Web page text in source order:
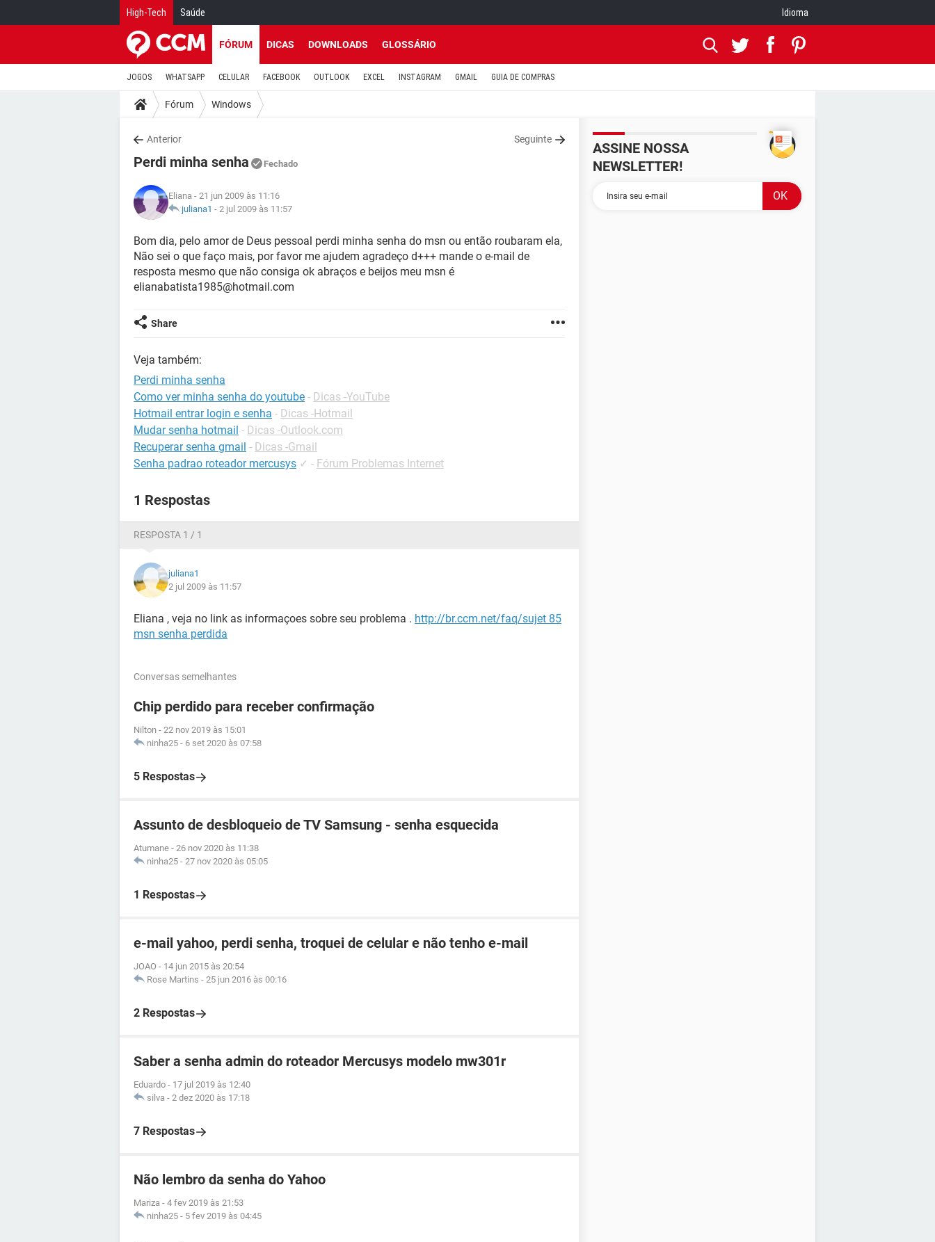
High-Tech Saúde Idioma
FÓRUM DICAS DOWNLOADS GLOSSÁRIO
JOGOS WHATSAPP CELULAR FACEBOOK OUTLOOK EXCEL INSTAGRAM GMAIL GUIA DE COMPRAS
Fórum Windows
Anterior Seguinte
Perdi minha senha Fechado
Eliana - 21 jun 2009 às 11:16
juliana1 - 2 jul 2009 às 11:57
Bom dia, pelo amor de Deus pessoal perdi minha senha do msn ou então roubaram ela,
Não sei o que faço mais, por favor me ajudem agradeço d+++ mande o e-mail de
resposta mesmo que não consiga ok abraços e beijos meu msn é
elianabatista1985@hotmail.com
Share
Veja também:
Perdi minha senha
Como ver minha senha do youtube - Dicas -YouTube
Hotmail entrar login e senha - Dicas -Hotmail
Mudar senha hotmail - Dicas -Outlook.com
Recuperar senha gmail - Dicas -Gmail
Senha padrao roteador mercusys ✓ - Fórum Problemas Internet
1 Respostas
RESPOSTA 1 / 1
juliana1
2 jul 2009 às 11:57
Eliana , veja no link as informaçoes sobre seu problema . http://br.ccm.net/faq/sujet 85
msn senha perdida
Conversas semelhantes
Chip perdido para receber confirmação
Nilton - 22 nov 2019 às 15:01
ninha25 - 6 set 2020 às 07:58
5 Respostas
Assunto de desbloqueio de TV Samsung - senha esquecida
Atumane - 26 nov 2020 às 11:38
ninha25 - 27 nov 2020 às 05:05
1 Respostas
e-mail yahoo, perdi senha, troquei de celular e não tenho e-mail
JOAO - 14 jun 2015 às 20:54
Rose Martins - 25 jun 2016 às 00:16
2 Respostas
Saber a senha admin do roteador Mercusys modelo mw301r
Eduardo - 17 jul 2019 às 12:40
silva - 2 dez 2020 às 17:18
7 Respostas
Não lembro da senha do Yahoo
Mariza - 4 fev 2019 às 21:53
ninha25 - 5 fev 2019 às 04:45
ASSINE NOSSA
NEWSLETTER!